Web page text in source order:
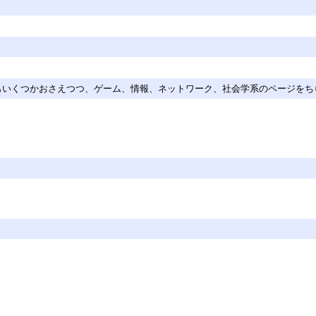
くつかおさえつつ、ゲーム、情報、ネットワーク、社会学系のページをち